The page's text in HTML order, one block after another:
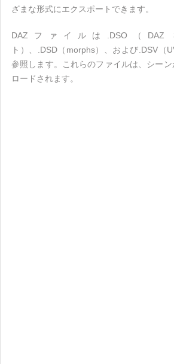
ざまな形式にエクスポートできます。
DAZファイルは.DSO（
ト）、.DSD（morphs）、および.DSV（
参照します。これらのファイルは、シー
ロードされます。